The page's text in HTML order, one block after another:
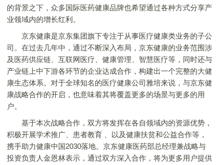
的背景之下，众多国际医药健康品牌也希望通过各种方式分享产
业领域内的增长红利。
京东健康是京东集团旗下专注于从事医疗健康类业务的子公
司。在过去几年中，通过不断深入布局，京东健康的业务范围涉
及医药供应链、互联网医疗、健康管理、智慧医疗等，同时还与
产业链上中下游各环节的企业达成合作，构建出一个完整的大健
康生态体系。对于全球知名的医疗健康公司雅培来说，与京东健
康战略合作的开启，也意味着其将覆盖更多的场景与更多的用
户。
基于本次战略合作，双方将发挥在各自领域内的资源优势，
积极开展学术推广、患者教育 、以及健康扶贫和公益合作等，
携手助力健康中国2030落地。京东健康医药部总经理兼战略与
投资负责人金恩林表示，通过双方深入合作，将为更多用户提供